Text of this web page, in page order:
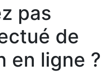
pas
de
en ligne ?